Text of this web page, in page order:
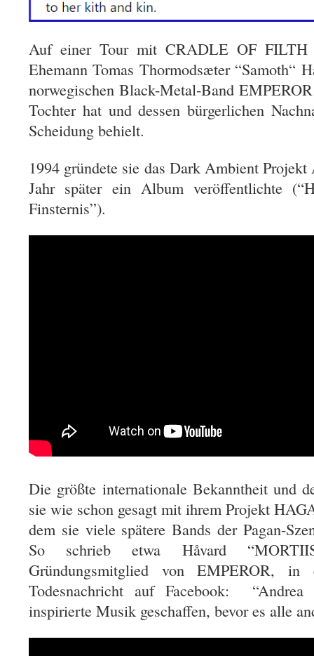
Auf einer Tour mit CRADLE OF FILTH
Ehemann Tomas Thormodsæter “Samoth“
norwegischen Black-Metal-Band
Tochter hat und dessen bürgerlichen
Scheidung behielt.
1994 gründete sie das Dark Ambient
Jahr später ein Album veröffentlichte
Finsternis”).
Die größte internationale Bekanntheit und
sie wie schon gesagt mit ihrem Projekt
dem sie viele spätere Bands der Pagan-
So schrieb etwa Håvard
Gründungsmitglied von EMPEROR,
Todesnachricht auf Facebook:
inspirierte Musik geschaffen, bevor es alle